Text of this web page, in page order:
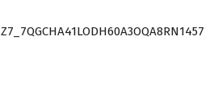
Z7_7QGCHA41LODH60A3OQA8RN1457